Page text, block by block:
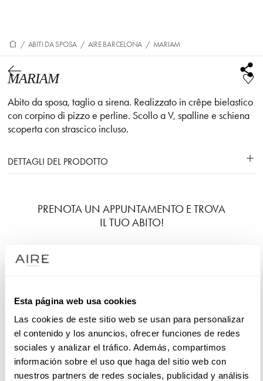
Esta página web usa cookies
Las cookies de este sitio web se usan para personalizar
el contenido y los anuncios, ofrecer funciones de redes
sociales y analizar el tráfico. Además, compartimos
información sobre el uso que haga del sitio web con
nuestros partners de redes sociales, publicidad y análisis
/ ABITI DA SPOSA / AIRE BARCELONA / MARIAM
MARIAM
Abito da sposa, taglio a sirena. Realizzato in crêpe bielastico
con corpino di pizzo e perline. Scollo a V, spalline e schiena
scoperta con strascico incluso.
DETTAGLI DEL PRODOTTO
PRENOTA UN APPUNTAMENTO E TROVA
IL TUO ABITO!